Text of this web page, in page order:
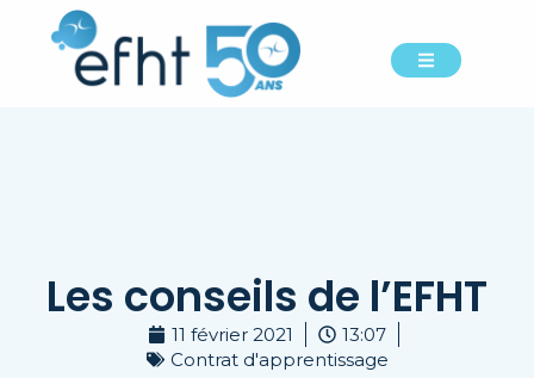
Les conseils de l’EFHT
11 février 2021
13:07
Contrat d'apprentissage